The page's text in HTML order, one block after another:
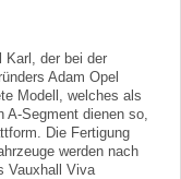
Karl, der bei der
Adam Opel
Modell, welches als
Segment dienen so,
Die Fertigung
werden nach
Vauxhall Viva